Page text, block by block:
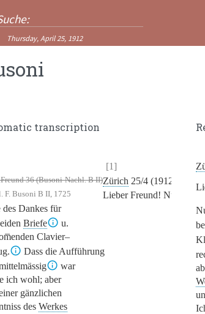
Thursday, April 25, 1912
transcription
[1]
36 (Busoni-Nachl. B II)
F. Busoni B II, 1725
Zürich 25/4 (1912)
Lieber Freund! Nun zwei
des Dankes für
Briefe
u.
Clavier–
Dass die Aufführung
war
ich wohl; aber
gänzlichen
des Werkes